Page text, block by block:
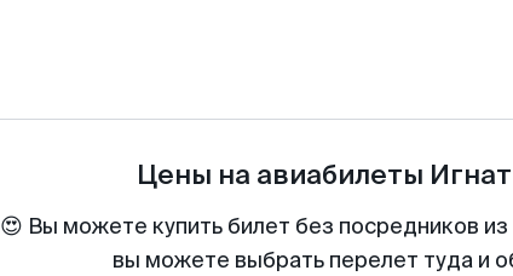
Цены на авиабилеты
😍 Вы можете купить билет без посредников
вы можете выбрать перелет туда и